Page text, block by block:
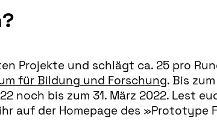
Projekte und schlägt ca. 25 pro
für Bildung und Forschung. Bis
noch bis zum 31. März 2022. Lest
auf der Homepage des »Prototype